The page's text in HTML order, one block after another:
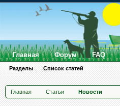
Главная Статьи Новости
Главная Форум FAQ
Разделы Список статей